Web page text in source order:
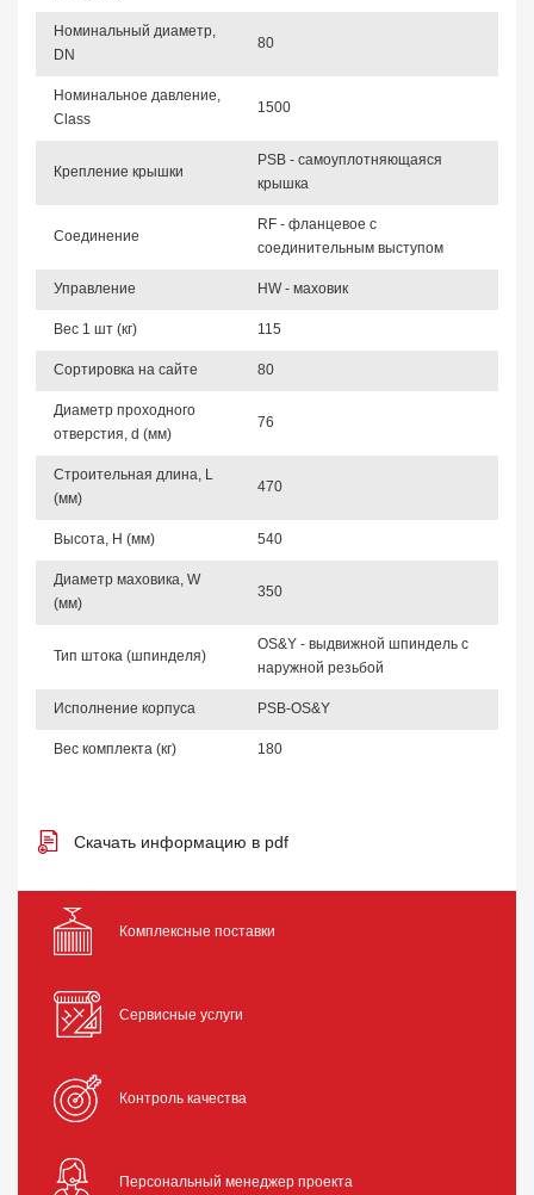
Номинальный диаметр,
DN
80
Номинальное давление,
Class
1500
Крепление крышки
PSB - самоуплотняющаяся
крышка
Соединение
RF - фланцевое с
соединительным выступом
Управление HW - маховик
Вес 1 шт (кг) 115
Сортировка на сайте 80
Диаметр проходного
отверстия, d (мм)
76
Строительная длина, L
(мм)
470
Высота, Н (мм) 540
Диаметр маховика, W
(мм)
350
Тип штока (шпинделя)
OS&Y - выдвижной шпиндель с
наружной резьбой
Исполнение корпуса PSB-OS&Y
Вес комплекта (кг) 180
Скачать информацию в pdf
Комплексные поставки
Сервисные услуги
Контроль качества
Персональный менеджер проекта